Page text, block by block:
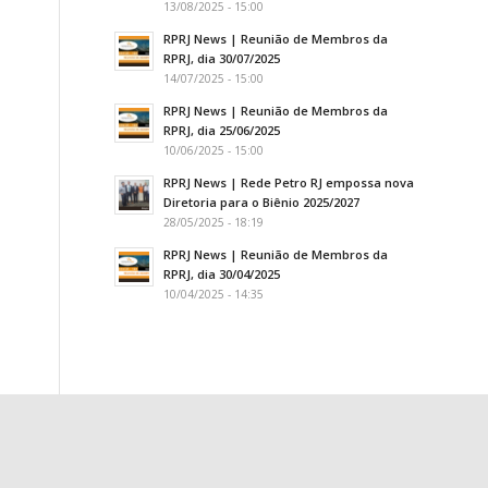
13/08/2025 - 15:00
RPRJ News | Reunião de Membros da
RPRJ, dia 30/07/2025
14/07/2025 - 15:00
RPRJ News | Reunião de Membros da
RPRJ, dia 25/06/2025
10/06/2025 - 15:00
RPRJ News | Rede Petro RJ empossa nova
Diretoria para o Biênio 2025/2027
28/05/2025 - 18:19
RPRJ News | Reunião de Membros da
RPRJ, dia 30/04/2025
10/04/2025 - 14:35